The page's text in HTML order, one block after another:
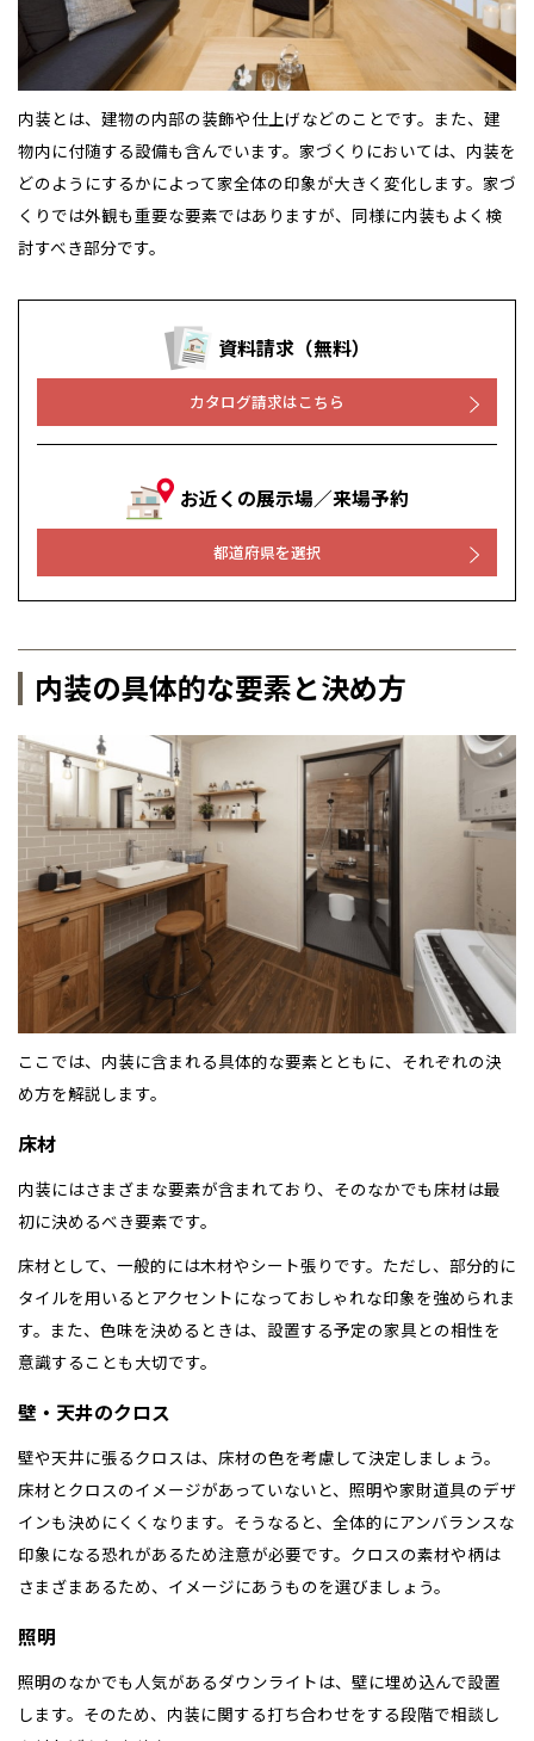
内装とは、建物の内部の装飾や仕上げなどのことです。また、建
物内に付随する設備も含んでいます。家づくりにおいては、内装を
どのようにするかによって家全体の印象が大きく変化します。家づ
くりでは外観も重要な要素ではありますが、同様に内装もよく検
討すべき部分です。
資料請求（無料）
カタログ請求はこちら
お近くの展示場／来場予約
都道府県を選択
内装の具体的な要素と決め方
ここでは、内装に含まれる具体的な要素とともに、それぞれの決
め方を解説します。
床材
内装にはさまざまな要素が含まれており、そのなかでも床材は最
初に決めるべき要素です。
床材として、一般的には木材やシート張りです。ただし、部分的に
タイルを用いるとアクセントになっておしゃれな印象を強められま
す。また、色味を決めるときは、設置する予定の家具との相性を
意識することも大切です。
壁・天井のクロス
壁や天井に張るクロスは、床材の色を考慮して決定しましょう。
床材とクロスのイメージがあっていないと、照明や家財道具のデザ
インも決めにくくなります。そうなると、全体的にアンバランスな
印象になる恐れがあるため注意が必要です。クロスの素材や柄は
さまざまあるため、イメージにあうものを選びましょう。
照明
照明のなかでも人気があるダウンライトは、壁に埋め込んで設置
します。そのため、内装に関する打ち合わせをする段階で相談し
全国の展示場
北海道
札幌
道央
道北
道南
道東
東北
青森
秋田
岩手
山形
福島
甲信越・北陸
新潟
山梨
長野
石川
関東
東京
神奈川
千葉
栃木
群馬
東海
愛知
静岡
近畿
京都
奈良
滋賀
和歌山
岡山
愛媛
鳥取
島根
広島
山口
九州
佐賀
熊本
大分
宮崎
鹿児島
分譲マンション
※現住所のある都道府県以外の建築予定地の方でも現住所の有るお近
くの展示場又は店舗にお問合せください。
お近くのイベント
北海道
札幌
札幌
小樽
道央
苫小牧千歳
小樽
道北
旭川
道南
函館
室蘭
道東
東北
青森県
八戸
青森
秋田県
秋田
岩手県
盛岡
北上
山形県
福島県
郡山
福島
会津
甲信越・北陸
新潟県
新潟
長岡
山梨県
甲府
長野県
長野
石川県
金沢
関東
東京都
世田谷
八王子
神奈川県
埼玉県
埼玉
千葉県
千葉
茨城県
水戸
群馬県
群馬
伊勢崎
東海
愛知県
名古屋
静岡県
静岡
浜松
三重県
四日市
近畿
京都府
京都
兵庫県
姫路
奈良県
奈良
岡山県
岡山
香川県
高松
愛媛県
松山
九州
佐賀県
佐賀
熊本県
熊本
宮崎県
宮崎
鹿児島県
鹿児島